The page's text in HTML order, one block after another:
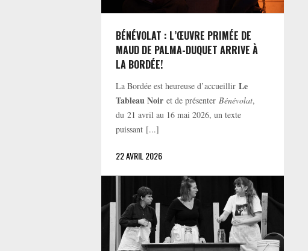
BÉNÉVOLAT : L’ŒUVRE PRIMÉE DE
MAUD DE PALMA-DUQUET ARRIVE À
LA BORDÉE!
La Bordée est heureuse d’accueillirLe
Tableau Noir et de présenterBénévolat,
du 21 avril au 16 mai 2026, un texte
puissant [...]
22 AVRIL 2026